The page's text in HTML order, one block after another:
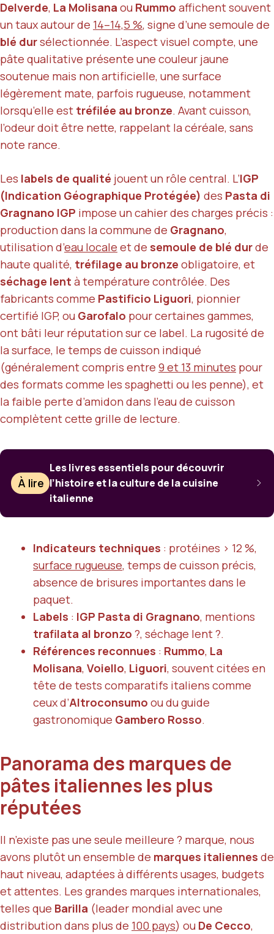
Delverde, La Molisana ou Rummo affichent souvent
un taux autour de 14–14,5 %, signe d’une semoule de
blé dursélectionnée. L’aspect visuel compte, une
pâte qualitative présente une couleur jaune
soutenue mais non artificielle, une surface
légèrement mate, parfois rugueuse, notamment
lorsqu’elle est tréfilée au bronze. Avant cuisson,
l’odeur doit être nette, rappelant la céréale, sans
note rance.
Les labels de qualité jouent un rôle central. L’IGP
(Indication Géographique Protégée) des Pasta di
Gragnano IGP impose un cahier des charges précis :
production dans la commune de Gragnano,
utilisation d’eau locale et de semoule de blé durde
haute qualité, tréfilage au bronze obligatoire, et
séchage lent à température contrôlée. Des
fabricants comme Pastificio Liguori, pionnier
certifié IGP, ou Garofalo pour certaines gammes,
ont bâti leur réputation sur ce label. La rugosité de
la surface, le temps de cuisson indiqué
(généralement compris entre 9 et 13 minutes pour
des formats comme les spaghetti ou les penne), et
la faible perte d’amidon dans l’eau de cuisson
complètent cette grille de lecture.
À lire
Les livres essentiels pour découvrir
l’histoire et la culture de la cuisine
italienne
Indicateurs techniques : protéines > 12 %,
surface rugueuse, temps de cuisson précis,
absence de brisures importantes dans le
paquet.
Labels : IGP Pasta di Gragnano, mentions
trafilata al bronzo ?, séchage lent ?.
Références reconnues : Rummo, La
Molisana, Voiello, Liguori, souvent citées en
tête de tests comparatifs italiens comme
ceux d’Altroconsumo ou du guide
gastronomique Gambero Rosso.
Panorama des marques de
pâtes italiennes les plus
réputées
Il n’existe pas une seule meilleure ? marque, nous
avons plutôt un ensemble de marques italiennes de
haut niveau, adaptées à différents usages, budgets
et attentes. Les grandes marques internationales,
telles que Barilla (leader mondial avec une
distribution dans plus de 100 pays) ou De Cecco,